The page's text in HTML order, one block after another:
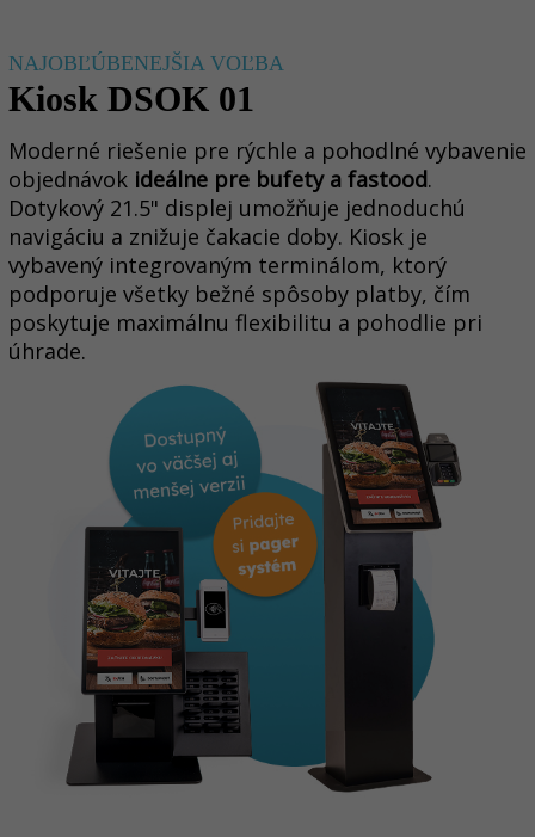
NAJOBĽÚBENEJŠIA VOĽBA
Kiosk DSOK 01
Moderné riešenie pre rýchle a pohodlné vybavenie
objednávok ideálne pre bufety a fastood.
Dotykový 21.5" displej umožňuje jednoduchú
navigáciu a znižuje čakacie doby. Kiosk je
vybavený integrovaným terminálom, ktorý
podporuje všetky bežné spôsoby platby, čím
poskytuje maximálnu flexibilitu a pohodlie pri
úhrade.